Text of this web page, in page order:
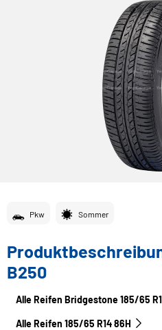
Pkw Sommer
B250
Alle Reifen Bridgestone 185/65
Alle Reifen‎ 185/65 R14 86H